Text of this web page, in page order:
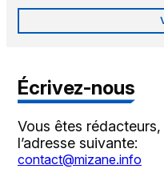
Écrivez-nous
Vous êtes
l’adresse suivante:
contact@mizane.info